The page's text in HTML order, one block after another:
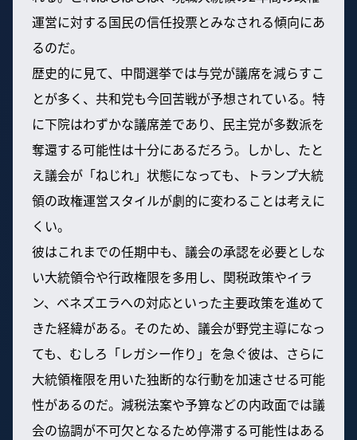
運営に対する国民の信任投票とみなされる傾向にあ
るのだ。
歴史的に見て、中間選挙では与党が議席を減らすこ
とが多く、共和党も今回苦戦が予想されている。特
に下院はわずかな議席差であり、民主党が多数派を
奪還する可能性は十分にあるだろう。しかし、たと
え議会が「ねじれ」状態になっても、トランプ大統
領の政権運営スタイルが劇的に変わることは考えに
くい。
彼はこれまでの任期中も、議会の承認を必要としな
い大統領令や行政権限を多用し、関税政策やイラ
ン、ベネズエラへの対応といった主要政策を進めて
きた経緯がある。そのため、議会が野党主導になっ
ても、むしろ「レガシー作り」を急ぐ彼は、さらに
大統領権限を用いた独断的な行動を加速させる可能
性があるのだ。減税法案や予算などの内政面では議
会の協調が不可欠となるため停滞する可能性はある